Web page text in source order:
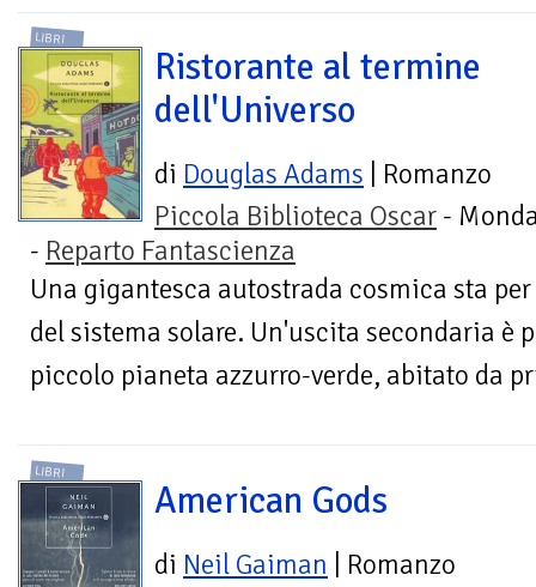
LIBRI
Ristorante al termine
dell'Universo
di Douglas Adams | Romanzo
Piccola Biblioteca Oscar -
- Reparto Fantascienza
Una gigantesca autostrada cosmica sta
del sistema solare. Un'uscita secondaria è
piccolo pianeta azzurro-verde, abitato da
LIBRI
American Gods
di Neil Gaiman | Romanzo